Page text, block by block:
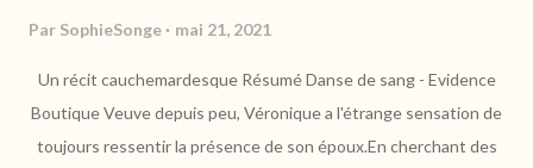
Par SophieSonge mai 21, 2021
Un récit cauchemardesque Résumé Danse de sang - Evidence
Boutique Veuve depuis peu, Véronique a l'étrange sensation de
toujours ressentir la présence de son époux.En cherchant des